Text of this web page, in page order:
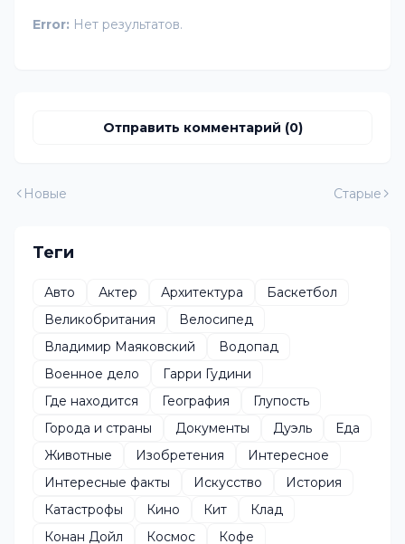
Error: Нет результатов.
Отправить комментарий (0)
Новые Старые
Теги
Авто Актер Архитектура
Баскетбол
Великобритания
Велосипед
Владимир Маяковский
Водопад
Военное дело
Гарри Гудини
Где находится
География
Глупость
Города и страны
Документы Дуэль
Еда
Животные
Изобретения
Интересное
Интересные факты
Искусство
История
Катастрофы
Кино Кит
Клад
Конан Дойл
Космос
Кофе